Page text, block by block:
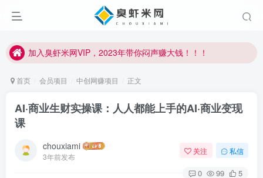
加入臭虾米网VIP，2023年带你闷声赚大钱！！！
加入臭虾米网VIP，2023年带你闷声赚大钱！！！
首页 会员项目 中创网赚项目 正文
AI·商业生财实操课：人人都能上手的AI·商业变现
课
chouxiami
3年前发布
关注 私信
0 99 5